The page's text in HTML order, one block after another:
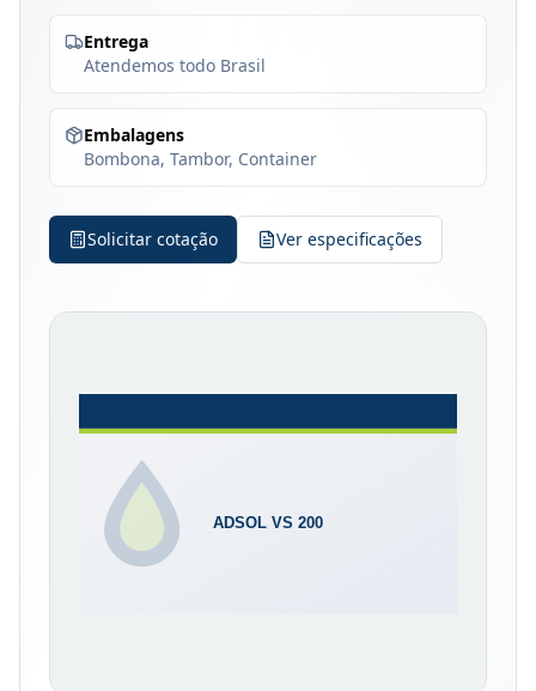
Entrega
Atendemos todo Brasil
Embalagens
Bombona, Tambor, Container
Solicitar cotação Ver especificações